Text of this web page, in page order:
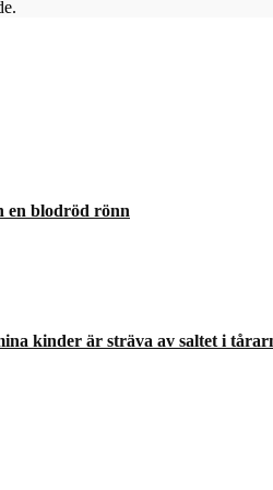
en blodröd rönn
kinder är sträva av saltet i